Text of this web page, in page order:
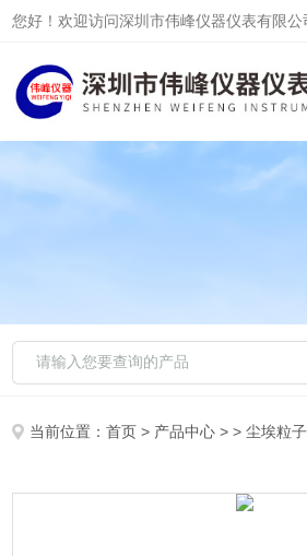
您好！欢迎访问深圳市伟峰仪器仪表有限公
当前位置：首页 > 产品中心 > >尘埃粒